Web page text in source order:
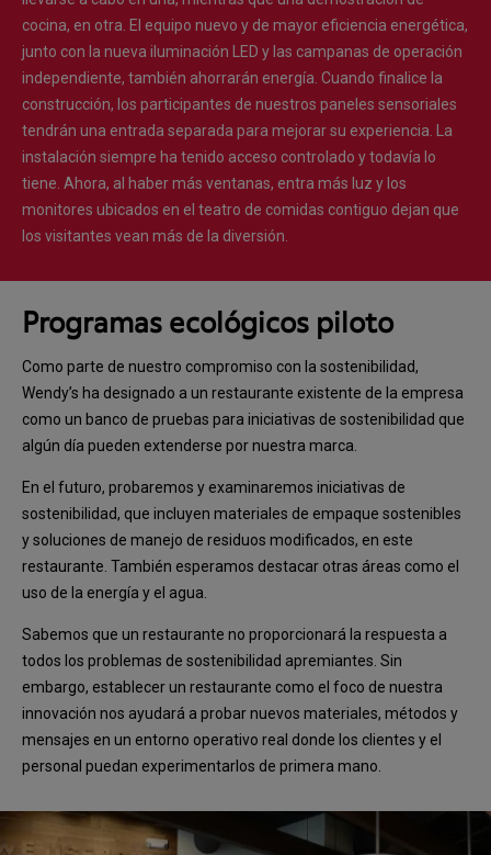
cocina, en otra. El equipo nuevo y de mayor eficiencia energética,
junto con la nueva iluminación LED y las campanas de operación
independiente, también ahorrarán energía. Cuando finalice la
construcción, los participantes de nuestros paneles sensoriales
tendrán una entrada separada para mejorar su experiencia. La
instalación siempre ha tenido acceso controlado y todavía lo
tiene. Ahora, al haber más ventanas, entra más luz y los
monitores ubicados en el teatro de comidas contiguo dejan que
los visitantes vean más de la diversión.
Programas ecológicos piloto
Como parte de nuestro compromiso con la sostenibilidad,
Wendy’s ha designado a un restaurante existente de la empresa
como un banco de pruebas para iniciativas de sostenibilidad que
algún día pueden extenderse por nuestra marca.
En el futuro, probaremos y examinaremos iniciativas de
sostenibilidad, que incluyen materiales de empaque sostenibles
y soluciones de manejo de residuos modificados, en este
restaurante. También esperamos destacar otras áreas como el
uso de la energía y el agua.
Sabemos que un restaurante no proporcionará la respuesta a
todos los problemas de sostenibilidad apremiantes. Sin
embargo, establecer un restaurante como el foco de nuestra
innovación nos ayudará a probar nuevos materiales, métodos y
mensajes en un entorno operativo real donde los clientes y el
personal puedan experimentarlos de primera mano.